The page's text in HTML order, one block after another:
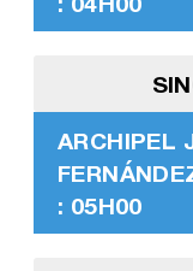
ARCHIPEL
: 05H00